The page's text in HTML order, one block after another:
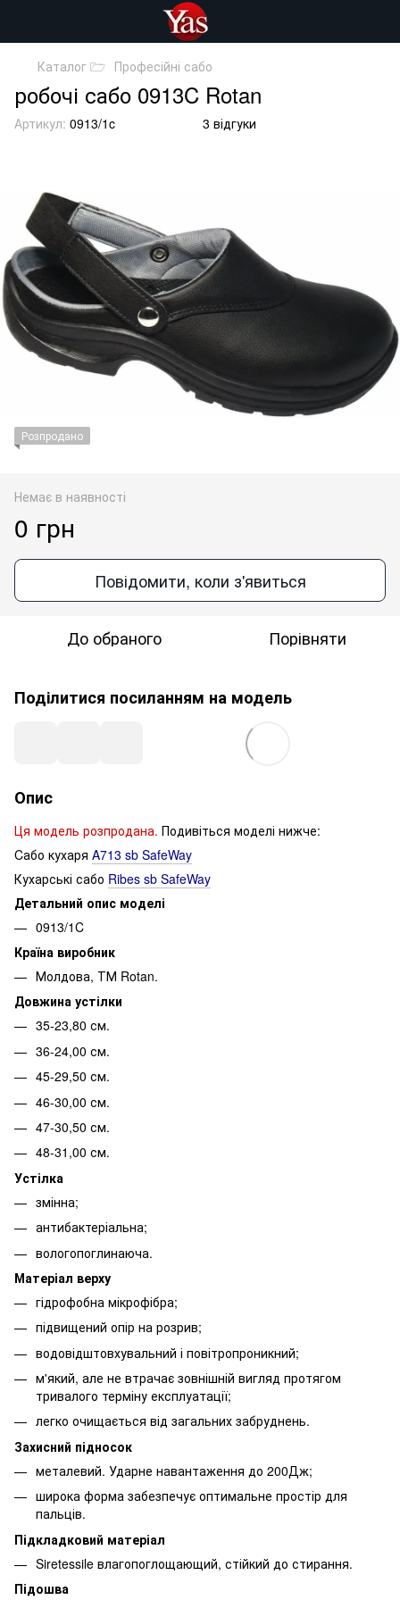
Каталог 🗁 Професійні сабо
робочі сабо 0913C Rotan
Артикул: 0913/1c 3 відгуки
Розпродано
Немає в наявності
0 грн
Повідомити, коли з'явиться
До обраного Порівняти
Поділитися посиланням на модель
Опис
Ця модель розпродана. Подивіться моделі нижче:
Cабо кухаря A713 sb SafeWay
Кухарські сабо Ribes sb SafeWay
Детальний опис моделі
0913/1C
Країна виробник
Молдова, ТМ Rotan.
Довжина устілки
35-23,80 см.
36-24,00 см.
45-29,50 см.
46-30,00 см.
47-30,50 см.
48-31,00 см.
Устілка
змінна;
антибактеріальна;
вологопоглинаюча.
Матеріал верху
гідрофобна мікрофібра;
підвищений опір на розрив;
водовідштовхувальний і повітропроникний;
м'який, але не втрачає зовнішній вигляд протягом
тривалого терміну експлуатації;
легко очищається від загальних забруднень.
Захисний підносок
металевий. Ударне навантаження до 200Дж;
широка форма забезпечує оптимальне простір для
пальців.
Підкладковий матеріал
Siretessile влагопоглощающий, стійкий до стирання.
Підошва